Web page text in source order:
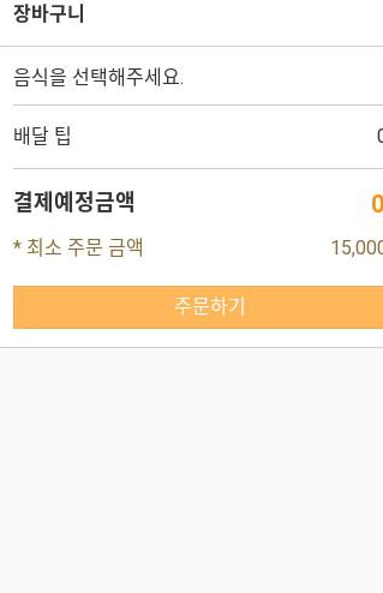
장바구니
음식을 선택해주세요.
배달 팁
결제예정금액
* 최소 주문 금액
주문하기